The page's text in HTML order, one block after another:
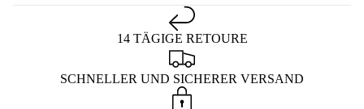
14 TÄGIGE RETOURE
SCHNELLER UND SICHERER VERSAND